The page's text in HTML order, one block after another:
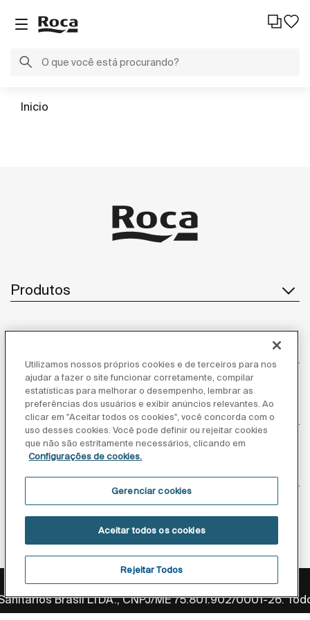
Inicio
Produtos
Sobre nós
Inspiração
Siga-nos
Política de privacidade Aviso legal Aviso de cookies
Brasil LTDA., CNPJ/ME 75.801.902/0001-26.
Utilizamos nossos próprios cookies e de terceiros para nos
ajudar a fazer o site funcionar corretamente, compilar
estatísticas para melhorar o desempenho, lembrar as
preferências dos usuários e exibir anúncios relevantes. Ao
clicar em "Aceitar todos os cookies", você concorda com o
uso desses cookies. Você pode definir ou rejeitar cookies
que não são estritamente necessários, clicando em
Configurações de cookies.
Gerenciar cookies
Rejeitar Todos
Aceitar todos os cookies